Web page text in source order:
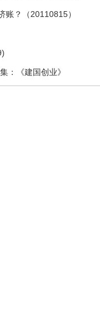
账？（20110815）
：《建国创业》